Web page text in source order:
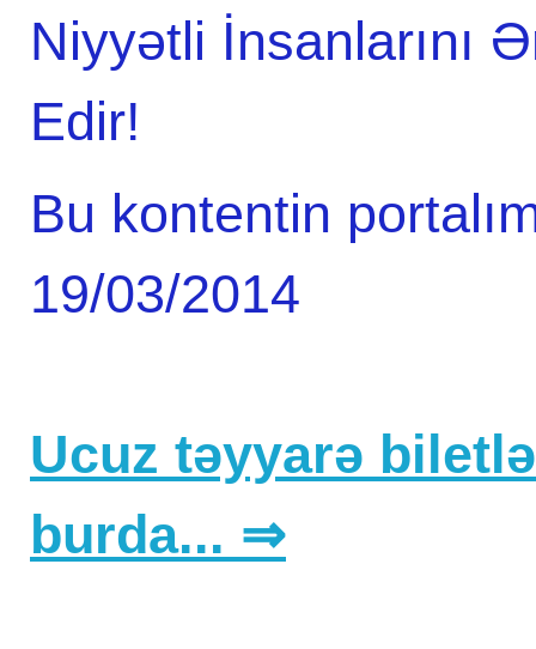
Niyyətli İnsanlarını
Edir!
Bu kontentin
19/03/2014
Ucuz təyyarə
burda... ⇒